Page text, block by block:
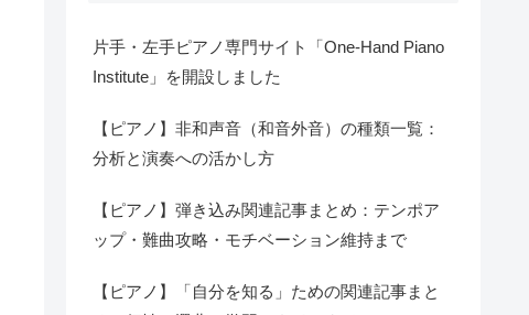
片手・左手ピアノ専門サイト「One-Hand Piano
Institute」を開設しました
【ピアノ】非和声音（和音外音）の種類一覧：
分析と演奏への活かし方
【ピアノ】弾き込み関連記事まとめ：テンポア
ップ・難曲攻略・モチベーション維持まで
【ピアノ】「自分を知る」ための関連記事まと